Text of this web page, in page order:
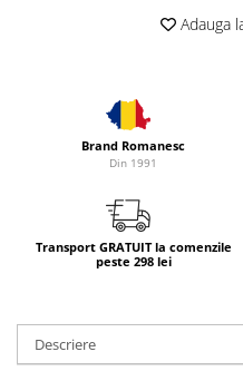
Adauga
Brand Romanesc
Din 1991
Transport GRATUIT la comenzile
peste 298 lei
Descriere